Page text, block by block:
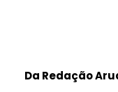
Da Redação